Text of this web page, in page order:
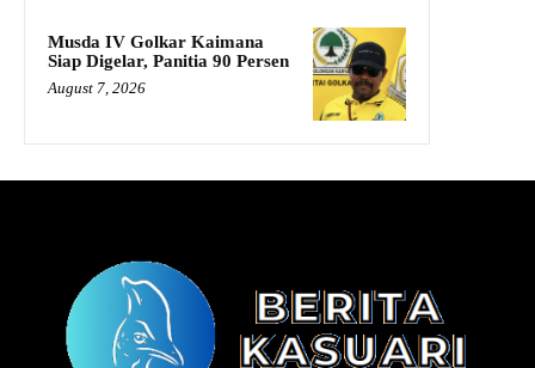
Musda IV Golkar Kaimana
Siap Digelar, Panitia 90 Persen
August 7, 2026